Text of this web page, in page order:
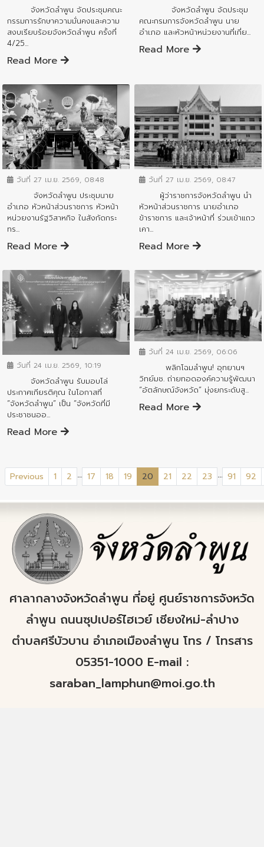
จังหวัดลำพูน จัดประชุมคณะ
กรรมการรักษาความมั่นคงและความ
สงบเรียบร้อยจังหวัดลำพูน ครั้งที่
4/25...
Read More
จังหวัดลำพูน จัดประชุม
คณะกรมการจังหวัดลำพูน นาย
อำเภอ และหัวหน้าหน่วยงานที่เกี่ย...
Read More
ข่าวสารจังหวัด
วันที่ 27 เม.ย. 2569, 08:48
จังหวัดลำพูน ประชุมนาย
อำเภอ หัวหน้าส่วนราชการ หัวหน้า
หน่วยงานรัฐวิสาหกิจ ในสังกัดกระ
ทร...
Read More
ข่าวสารจังหวัด
วันที่ 27 เม.ย. 2569, 08:47
ผู้ว่าราชการจังหวัดลำพูน นำ
หัวหน้าส่วนราชการ นายอำเภอ
ข้าราชการ และเจ้าหน้าที่ ร่วมเข้าแถว
เคา...
Read More
ข่าวสารจังหวัด
วันที่ 24 เม.ย. 2569, 10:19
จังหวัดลำพูน รับมอบโล่
ประกาศเกียรติคุณ ในโอกาสที่
“จังหวัดลำพูน” เป็น “จังหวัดที่มี
ประชาชนออ...
Read More
ข่าวสารจังหวัด
วันที่ 24 เม.ย. 2569, 06:06
พลิกโฉมลำพูน! อุทยานฯ
วิทย์มช. ถ่ายทอดองค์ความรู้พัฒนา
“อัตลักษณ์จังหวัด” มุ่งยกระดับสู...
Read More
Previous 1 2 ... 17 18 19 20 (current)
21 22 23 ... 91 92
ศาลากลางจังหวัดลำพูน ที่อยู่ ศูนย์ราชการจังหวัด
ลำพูน ถนนซุปเปอร์ไฮเวย์ เชียงใหม่-ลำปาง
ตำบลศรีบัวบาน อำเภอเมืองลำพูน โทร / โทรสาร
05351-1000 E-mail :
saraban_lamphun@moi.go.th